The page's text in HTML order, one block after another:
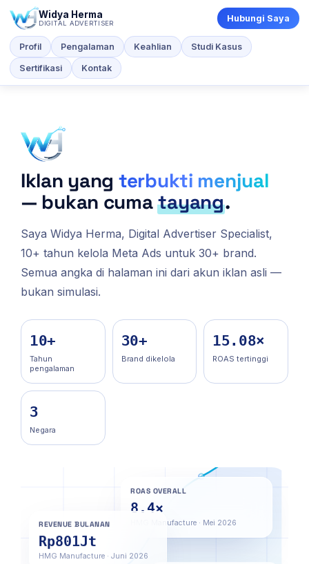
Iklan yang terbukti menjual
— bukan cumatayang.
Saya Widya Herma, Digital Advertiser Specialist,
10+ tahun kelola Meta Ads untuk 30+ brand.
Semua angka di halaman ini dari akun iklan asli —
bukan simulasi.
10+
Tahun
pengalaman
30+
Brand dikelola
15.08×
ROAS tertinggi
3
Negara
ROAS OVERALL
8.4×
HMG Manufacture · Mei 2026
REVENUE BULANAN
Rp801Jt
HMG Manufacture · Juni 2026
Widya Herma
DIGITAL ADVERTISER Hubungi Saya
Profil Pengalaman Keahlian Studi Kasus
Sertifikasi Kontak